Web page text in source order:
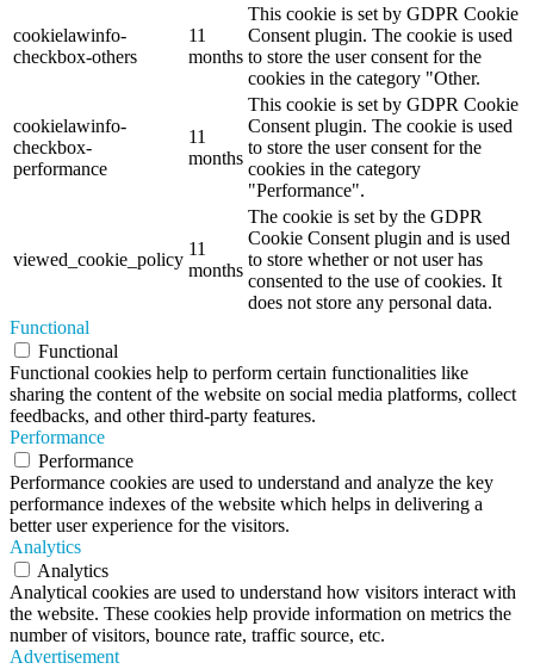
cookielawinfo-
checkbox-others
11
months
This cookie is set by GDPR Cookie
Consent plugin. The cookie is used
to store the user consent for the
cookies in the category "Other.
cookielawinfo-
checkbox-
performance
11
months
This cookie is set by GDPR Cookie
Consent plugin. The cookie is used
to store the user consent for the
cookies in the category
"Performance".
viewed_cookie_policy
11
months
The cookie is set by the GDPR
Cookie Consent plugin and is used
to store whether or not user has
consented to the use of cookies. It
does not store any personal data.
Functional
Functional
Functional cookies help to perform certain functionalities like
sharing the content of the website on social media platforms, collect
feedbacks, and other third-party features.
Performance
Performance
Performance cookies are used to understand and analyze the key
performance indexes of the website which helps in delivering a
better user experience for the visitors.
Analytics
Analytics
Analytical cookies are used to understand how visitors interact with
the website. These cookies help provide information on metrics the
number of visitors, bounce rate, traffic source, etc.
Advertisement